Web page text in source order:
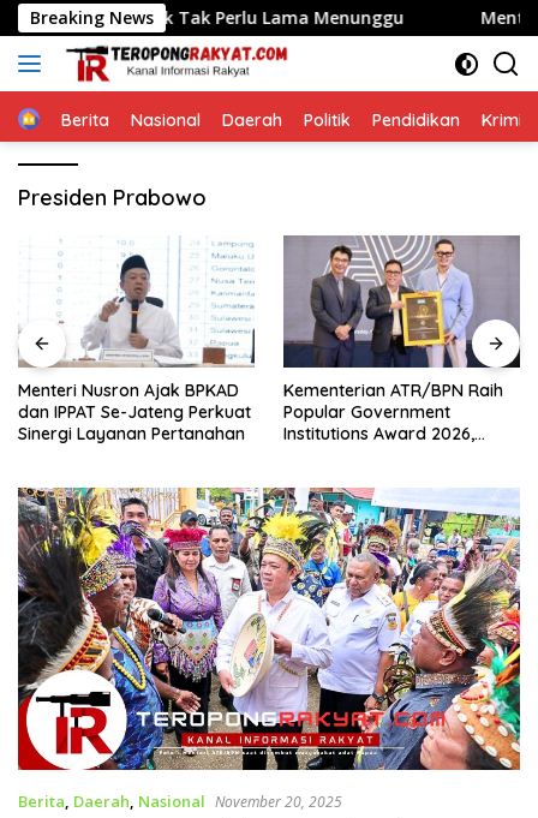
Langsung
ke
konten
Breaking News
Demak Tak Perlu Lama Menunggu Menteri
HomeBerita Nasional Daerah Politik Pendidikan
Presiden Prabowo
Menteri Nusron Ajak BPKAD
dan IPPAT Se-Jateng Perkuat
Sinergi Layanan Pertanahan
Kementerian ATR/BPN Raih
Popular Government
Institutions Award 2026,
Berita, Daerah, Nasional November 20, 2025